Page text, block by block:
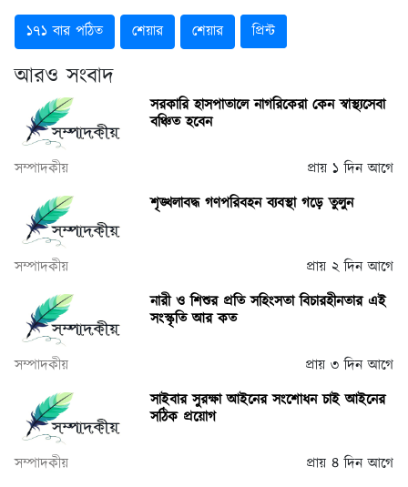
১৭১ বার পঠিত শেয়ার শেয়ার প্রিন্ট
আরও সংবাদ
সরকারি হাসপাতালে নাগরিকেরা কেন স্বাস্থ্যসেবা
বঞ্চিত হবেন
সম্পাদকীয়
প্রায় ১ দিন আগে
শৃঙ্খলাবদ্ধ গণপরিবহন ব্যবস্থা গড়ে তুলুন
সম্পাদকীয়
প্রায় ২ দিন আগে
নারী ও শিশুর প্রতি সহিংসতা বিচারহীনতার এই
সংস্কৃতি আর কত
সম্পাদকীয়
প্রায় ৩ দিন আগে
সাইবার সুরক্ষা আইনের সংশোধন চাই আইনের
সঠিক প্রয়োগ
সম্পাদকীয়
প্রায় ৪ দিন আগে